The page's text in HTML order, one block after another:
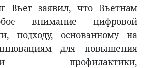
Вьет заявил, что Вьетнам
внимание цифровой
подходу, основанному на
для повышения
профилактики,